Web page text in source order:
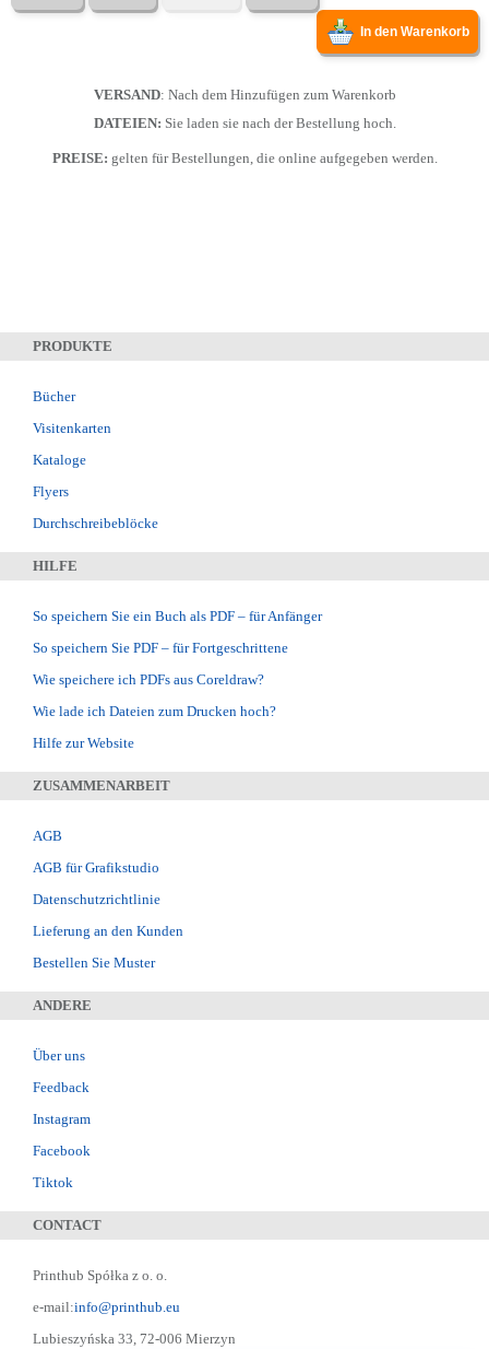
In den Warenkorb
VERSAND: Nach dem Hinzufügen zum Warenkorb
DATEIEN: Sie laden sie nach der Bestellung hoch.
PREISE: gelten für Bestellungen, die online aufgegeben werden.
PRODUKTE
Bücher
Visitenkarten
Kataloge
Flyers
Durchschreibeblöcke
HILFE
So speichern Sie ein Buch als PDF – für Anfänger
So speichern Sie PDF – für Fortgeschrittene
Wie speichere ich PDFs aus Coreldraw?
Wie lade ich Dateien zum Drucken hoch?
Hilfe zur Website
ZUSAMMENARBEIT
AGB
AGB für Grafikstudio
Datenschutzrichtlinie
Lieferung an den Kunden
Bestellen Sie Muster
ANDERE
Über uns
Feedback
Instagram
Facebook
Tiktok
CONTACT
Printhub Spółka z o. o.
e-mail:info@printhub.eu
Lubieszyńska 33, 72-006 Mierzyn